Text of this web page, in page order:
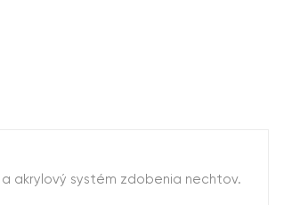
akrylový systém zdobenia nechtov.